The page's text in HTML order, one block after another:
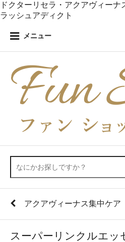
ドクターリセラ・アクアヴィーナ
ラッシュアディクト
メニュー
アクアヴィーナス集中ケア
スーパーリンクルエッ